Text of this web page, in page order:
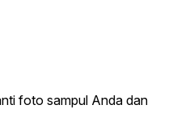
foto sampul Anda dan